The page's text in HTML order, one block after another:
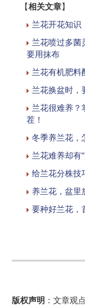
【相关文章】
兰花开花知识
兰花喷过多菌
要用抹布
兰花有机肥料
兰花换盆时，
兰花很难养？
茬！
冬季养兰花，
兰花难养却有
给兰花分株技
养兰花，盆里
要种好兰花，
版权声明 ：文章观